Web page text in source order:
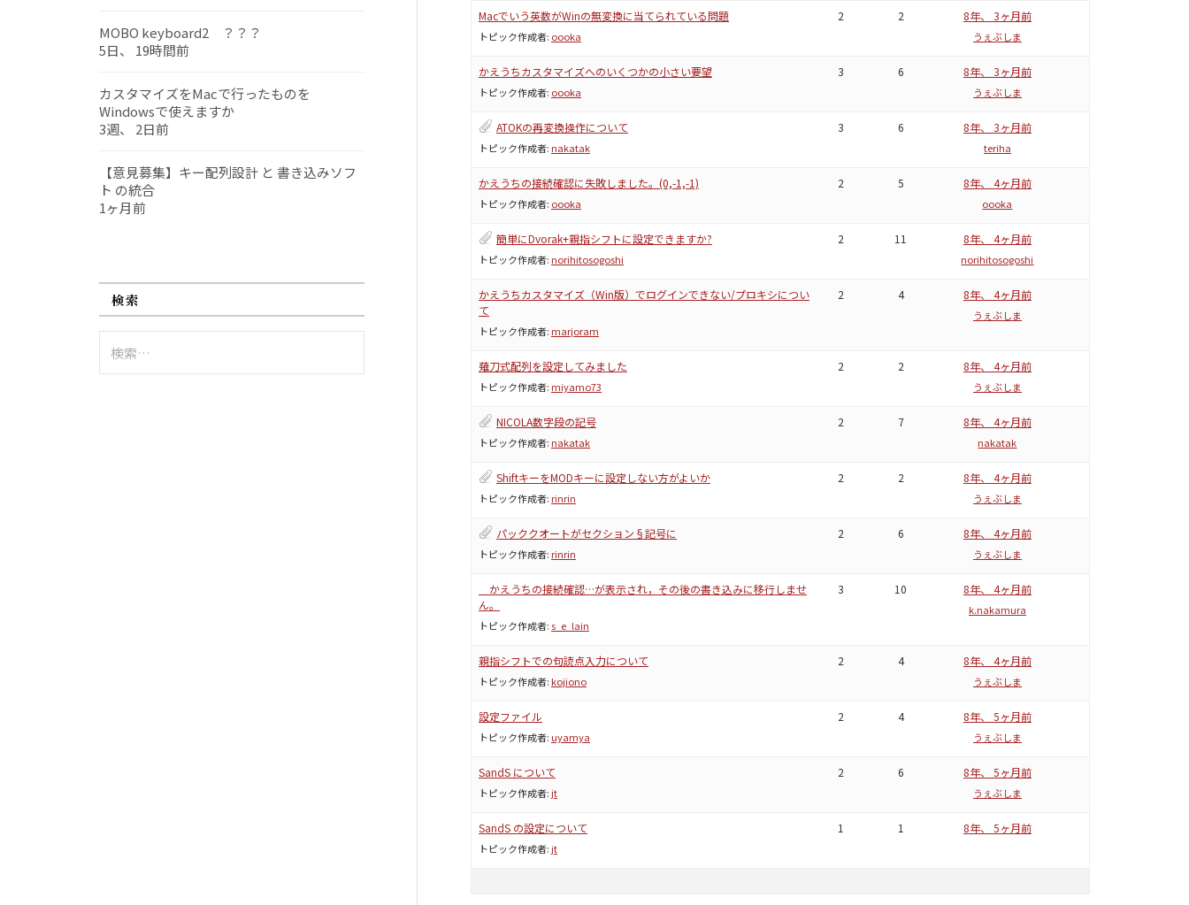
Macでいう英数がWinの無変換に当てられている問題
トピック作成者: oooka
2 2 8年、 3ヶ月前
うぇぶしま
かえうちカスタマイズへのいくつかの小さい要望
トピック作成者: oooka
3 6 8年、 3ヶ月前
うぇぶしま
ATOKの再変換操作について
トピック作成者: nakatak
3 6 8年、 3ヶ月前
teriha
かえうちの接続確認に失敗しました。(0,-1,-1)
トピック作成者: oooka
2 5 8年、 4ヶ月前
oooka
簡単にDvorak+親指シフトに設定できますか?
トピック作成者: norihitosogoshi
2 11 8年、 4ヶ月前
norihitosogoshi
かえうちカスタマイズ（Win版）でログインできない/プロキシについ
て
トピック作成者: marjoram
2 4 8年、 4ヶ月前
うぇぶしま
薙刀式配列を設定してみました
トピック作成者: miyamo73
2 2 8年、 4ヶ月前
うぇぶしま
NICOLA数字段の記号
トピック作成者: nakatak
2 7 8年、 4ヶ月前
nakatak
ShiftキーをMODキーに設定しない方がよいか
トピック作成者: rinrin
2 2 8年、 4ヶ月前
うぇぶしま
パッククオートがセクション§記号に
トピック作成者: rinrin
2 6 8年、 4ヶ月前
うぇぶしま
かえうちの接続確認…が表示され，その後の書き込みに移行しませ
ん。
トピック作成者: s_e_lain
3 10 8年、 4ヶ月前
k.nakamura
親指シフトでの句読点入力について
トピック作成者: kojiono
2 4 8年、 4ヶ月前
うぇぶしま
設定ファイル
トピック作成者: uyamya
2 4 8年、 5ヶ月前
うぇぶしま
SandS について
トピック作成者: jt
2 6 8年、 5ヶ月前
うぇぶしま
SandS の設定について
トピック作成者: jt
1 1 8年、 5ヶ月前
MOBO keyboard2 ？？？
5日、 19時間前
カスタマイズをMacで行ったものを
Windowsで使えますか
3週、 2日前
【意見募集】キー配列設計 と 書き込みソフ
ト の統合
1ヶ月前
検索
索: